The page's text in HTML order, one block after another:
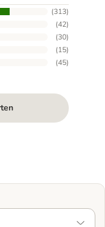
(313)
(42)
(30)
(15)
(45)